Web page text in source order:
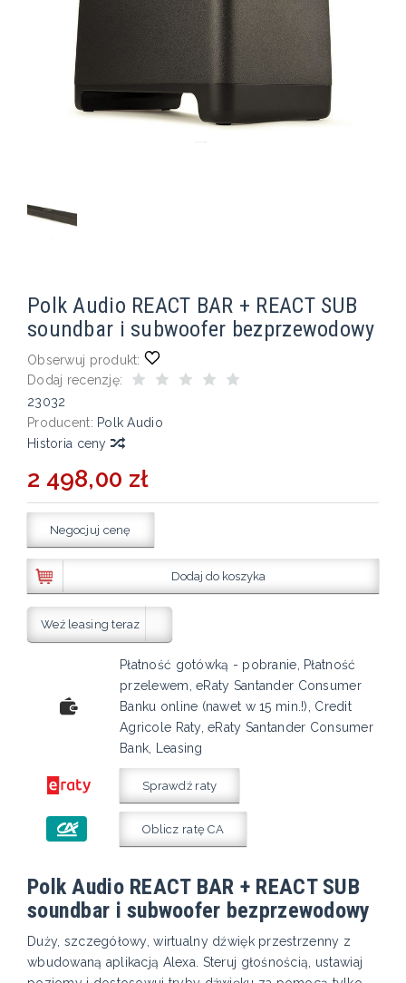
Polk Audio REACT BAR + REACT SUB
soundbar i subwoofer bezprzewodowy
Obserwuj produkt:
Dodaj recenzję:
23032
Producent: Polk Audio
Historia ceny
2 498,00 zł
Negocjuj cenę
Dodaj do koszyka
Weź leasing teraz
Płatność gotówką - pobranie, Płatność
przelewem, eRaty Santander Consumer
Banku online (nawet w 15 min.!), Credit
Agricole Raty, eRaty Santander Consumer
Bank, Leasing
Sprawdź raty
Oblicz ratę CA
Polk Audio REACT BAR + REACT SUB
soundbar i subwoofer bezprzewodowy
Duży, szczegółowy, wirtualny dźwięk przestrzenny z
wbudowaną aplikacją Alexa. Steruj głośnością, ustawiaj